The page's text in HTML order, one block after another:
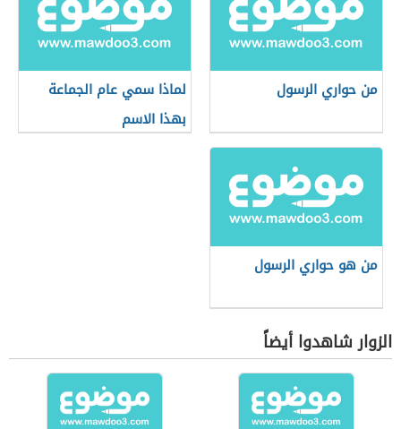
من حواري الرسول
لماذا سمي عام الجماعة
بهذا الاسم
من هو حواري الرسول
الزوار شاهدوا أيضاً